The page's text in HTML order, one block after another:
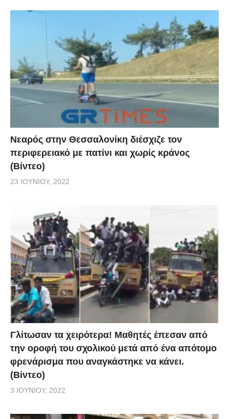
Νεαρός στην Θεσσαλονίκη διέσχιζε τον
περιφερειακό με πατίνι και χωρίς κράνος
(Βίντεο)
23 ΙΟΥΝΊΟΥ, 2022
Γλίτωσαν τα χειρότερα! Μαθητές έπεσαν από
την οροφή του σχολικού μετά από ένα απότομο
φρενάρισμα που αναγκάστηκε να κάνει.
(Βίντεο)
3 ΙΟΥΝΊΟΥ, 2022